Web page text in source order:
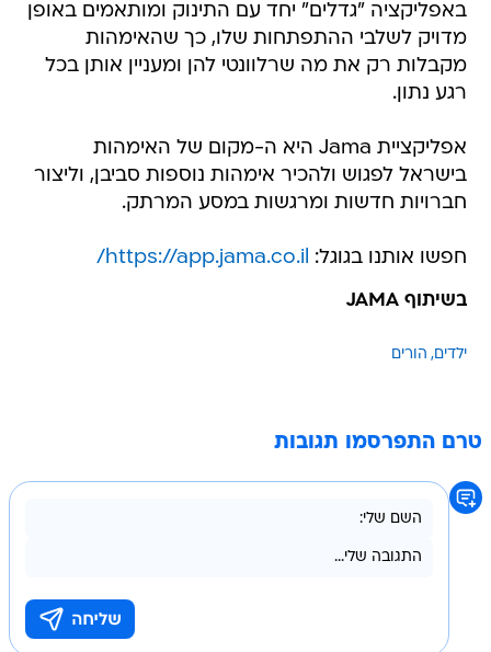
באפליקציה "גדלים" יחד עם התינוק ומותאמים באופן
מדויק לשלבי ההתפתחות שלו, כך שהאימהות
מקבלות רק את מה שרלוונטי להן ומעניין אותן בכל
רגע נתון.
אפליקציית Jama היא ה-מקום של האימהות
בישראל לפגוש ולהכיר אימהות נוספות סביבן, וליצור
חברויות חדשות ומרגשות במסע המרתק.
חפשו אותנו בגוגל: https://app.jama.co.il/
בשיתוף JAMA
ילדים הורים
טרם התפרסמו תגובות